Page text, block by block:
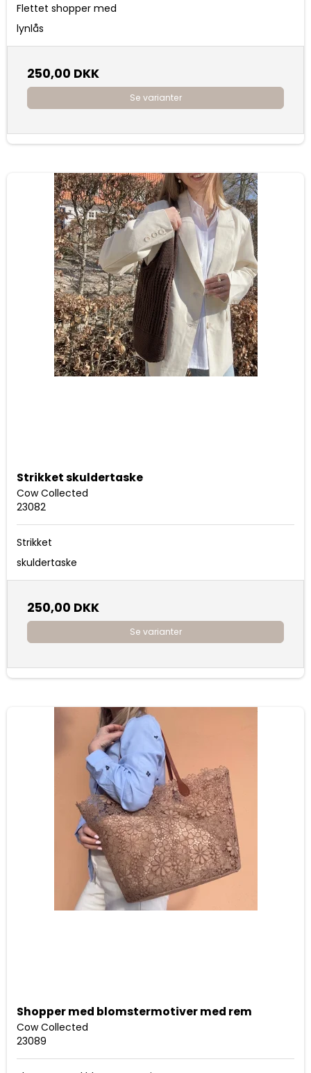
Flettet shopper med
lynlås
250,00 DKK
Se varianter
Strikket skuldertaske
Cow Collected
23082
Strikket
skuldertaske
250,00 DKK
Se varianter
Shopper med blomstermotiver med rem
Cow Collected
23089